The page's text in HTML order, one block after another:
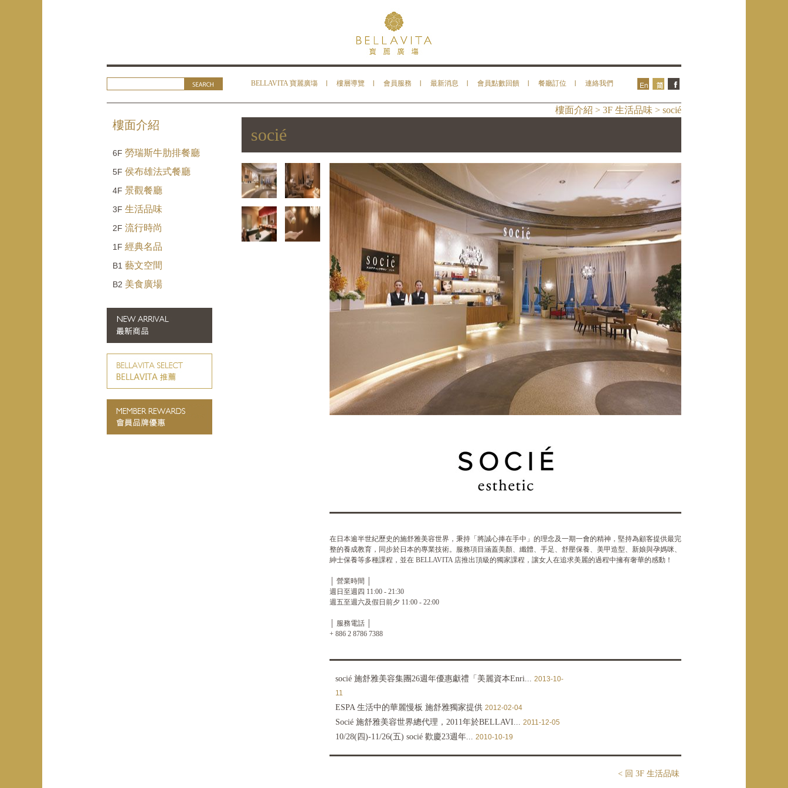
BELLAVITA 寶麗廣塲 樓層導覽 會員服務 最新消息 會員點數回饋 餐廳訂位 連絡我們
樓面介紹
6F 勞瑞斯牛肋排餐廳
5F 侯布雄法式餐廳
4F 景觀餐廳
3F 生活品味
2F 流行時尚
1F 經典名品
B1 藝文空間
B2 美食廣場
樓面介紹 > 3F 生活品味 > socié
socié
在日本逾半世紀歷史的施舒雅美容世界，秉持「將誠心捧在手中」的理念及一期一會的精神，堅持為顧客提供最完
整的養成教育，同步於日本的專業技術。服務項目涵蓋美顏、纖體、手足、舒壓保養、美甲造型、新娘與孕媽咪、
紳士保養等多種課程，並在 BELLAVITA 店推出頂級的獨家課程，讓女人在追求美麗的過程中擁有奢華的感動！
│ 營業時間 │
週日至週四 11:00 - 21:30
週五至週六及假日前夕 11:00 - 22:00
│ 服務電話 │
+ 886 2 8786 7388
socié 施舒雅美容集團26週年優惠獻禮「美麗資本Enri... 2013-10-
11
ESPA 生活中的華麗慢板 施舒雅獨家提供 2012-02-04
Socié 施舒雅美容世界總代理，2011年於BELLAVI... 2011-12-05
10/28(四)-11/26(五) socié 歡慶23週年... 2010-10-19
< 回 3F 生活品味